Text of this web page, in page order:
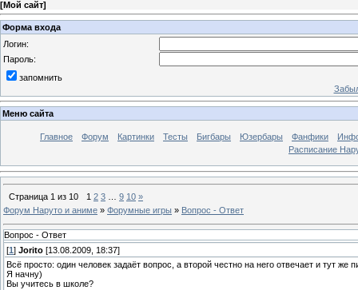
[Мой сайт]
Форма входа
Логин:
Пароль:
запомнить
Меню сайта
Главное Форум Картинки Тесты Бигбары Юзербары Фанфики
Расписание
Страница 1 из 10 1 2 3 9 10 »
Форум Наруто и аниме » Форумные игры » Вопрос - Ответ
Вопрос - Ответ
[1 ] Jorito [13.08.2009, 18:37]
Всё просто: один человек задаёт вопрос, а второй честно на него отвечает и тут же
Я начну)
Вы учитесь в школе?